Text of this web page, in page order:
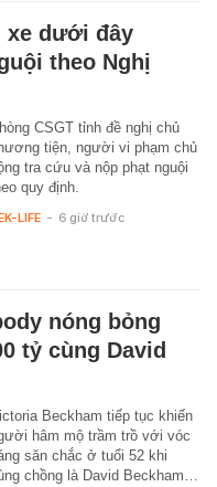
xe dưới đây
theo Nghị
CSGT tỉnh đề nghị chủ
tiện, người vi phạm chủ
tra cứu và nộp phạt nguội
quy định.
LIFE - 6 giờ trước
nóng bỏng
tỷ cùng David
Beckham tiếp tục khiến
hâm mộ trầm trồ với vóc
săn chắc ở tuổi 52 khi
chồng là David Beckham…